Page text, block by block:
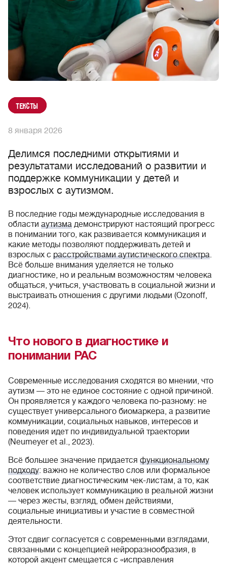
Тексты
8 января 2026
Делимся последними открытиями и
результатами исследований о развитии и
поддержке коммуникации у детей и
взрослых с аутизмом.
В последние годы международные исследования в
области аутизма демонстрируют настоящий прогресс
в понимании того, как развивается коммуникация и
какие методы позволяют поддерживать детей и
взрослых с расстройствами аутистического спектра.
Всё больше внимания уделяется не только
диагностике, но и реальным возможностям человека
общаться, учиться, участвовать в социальной жизни и
выстраивать отношения с другими людьми (Ozonoff,
2024).
Что нового в диагностике и
понимании РАС
Современные исследования сходятся во мнении, что
аутизм — это не единое состояние с одной причиной.
Он проявляется у каждого человека по-разному: не
существует универсального биомаркера, а развитие
коммуникации, социальных навыков, интересов и
поведения идет по индивидуальной траектории
(Neumeyer et al., 2023).
Всё большее значение придается функциональному
подходу: важно не количество слов или формальное
соответствие диагностическим чек-листам, а то, как
человек использует коммуникацию в реальной жизни
— через жесты, взгляд, обмен действиями,
социальные инициативы и участие в совместной
деятельности.
Этот сдвиг согласуется с современными взглядами,
связанными с концепцией нейроразнообразия, в
которой акцент смещается с «исправления